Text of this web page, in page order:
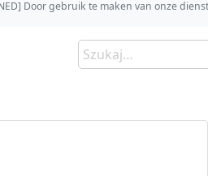
Door gebruik te maken van onze